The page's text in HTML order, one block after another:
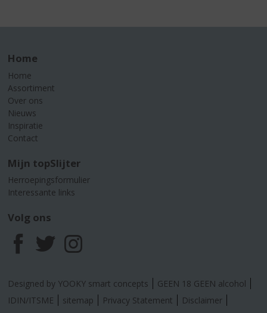
Home
Home
Assortiment
Over ons
Nieuws
Inspiratie
Contact
Mijn topSlijter
Herroepingsformulier
Interessante links
Volg ons
F
a
c
T
w
i
I
n
s
Designed by YOOKY smart concepts
GEEN 18 GEEN alcohol
IDIN/ITSME
sitemap Privacy Statement
Disclaimer